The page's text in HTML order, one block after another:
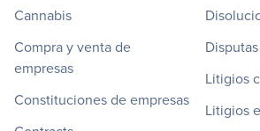
Cannabis
Compra y venta de
empresas
Constituciones de empresas
Litigios
Litigios